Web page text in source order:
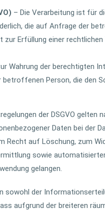
– Die Verarbeitung ist für
die auf Anfrage der
zur Erfüllung einer
Wahrung der berechtigten
Person, die den
der DSGVO gelten
Daten bei der
Recht auf Löschung, zum
sowie
gelangen.
sowohl der
aufgrund der breiteren